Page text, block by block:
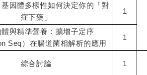
因體多樣性如何決定你的「對
症下藥」
1
與精準營養：擴增子定序
Seq）在腸道菌相解析的應用
1
綜合討論 1